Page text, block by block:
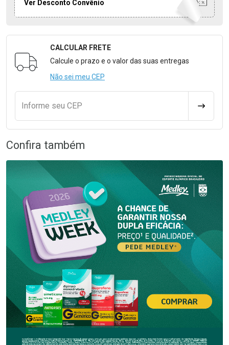
Ver Desconto Convênio
Formulário para Calcular o Frete
CALCULAR FRETE
Calcule o prazo e o valor das suas entregas
Não sei meu CEP
Informe seu CEP
Confira também